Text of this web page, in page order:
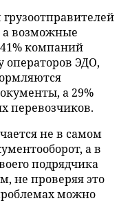
а возможные
компаний
операторов ЭДО,
а 29%
перевозчиков.
не в самом
а в
подрядчика
не проверяя это
можно